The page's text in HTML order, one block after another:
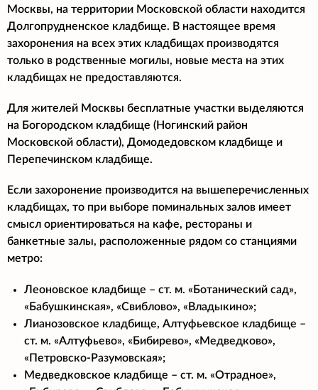
Москвы, на территории Московской области находится
Долгопрудненское кладбище. В настоящее время
захоронения на всех этих кладбищах производятся
только в родственные могилы, новые места на этих
кладбищах не предоставляются.
Для жителей Москвы бесплатные участки выделяются
на Богородском кладбище (Ногинский район
Московской области), Домодедовском кладбище и
Перепечинском кладбище.
Если захоронение производится на вышеперечисленных
кладбищах, то при выборе поминальных залов имеет
смысл ориентироваться на кафе, рестораны и
банкетные залы, расположенные рядом со станциями
метро:
Леоновское кладбище – ст. м. «Ботанический сад»,
«Бабушкинская», «Свиблово», «Владыкино»;
Лианозовское кладбище, Алтуфьевское кладбище –
ст. м. «Алтуфьево», «Бибирево», «Медведково»,
«Петровско-Разумовская»;
Медведковское кладбище – ст. м. «Отрадное»,